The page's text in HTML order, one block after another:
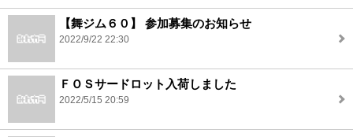
【舞ジム６０】 参加募集のお知らせ
2022/9/22 22:30
ＦＯＳサードロット入荷しました
2022/5/15 20:59